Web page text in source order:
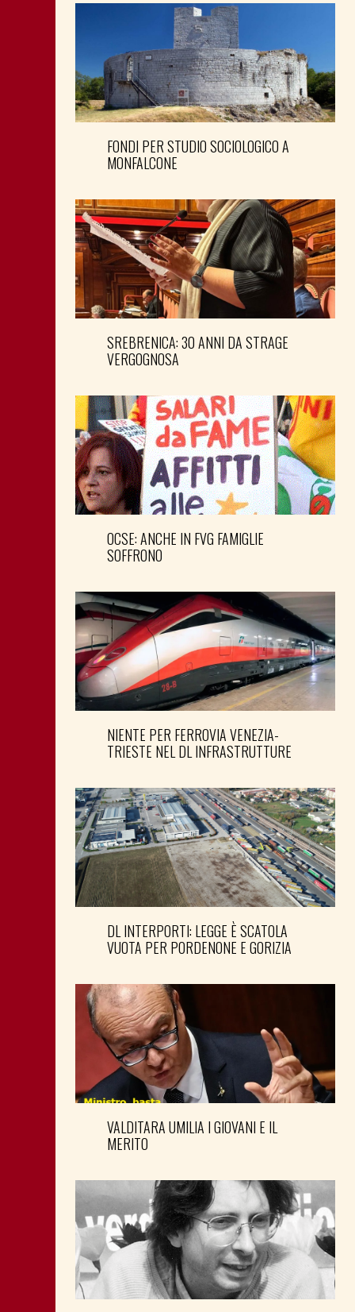
FONDI PER STUDIO SOCIOLOGICO A
MONFALCONE
SREBRENICA: 30 ANNI DA STRAGE
VERGOGNOSA
OCSE: ANCHE IN FVG FAMIGLIE
SOFFRONO
NIENTE PER FERROVIA VENEZIA-
TRIESTE NEL DL INFRASTRUTTURE
DL INTERPORTI: LEGGE È SCATOLA
VUOTA PER PORDENONE E GORIZIA
VALDITARA UMILIA I GIOVANI E IL
MERITO